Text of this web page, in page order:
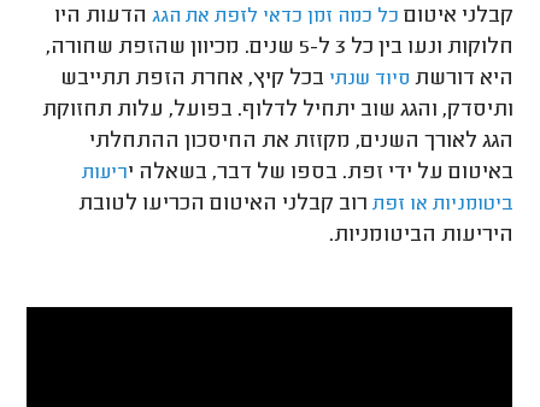
קבלני איטום כל כמה זמן כדאי לזפת את הגג הדעות היו
חלוקות ונעו בין כל 3 ל-5 שנים. מכיוון שהזפת שחורה,
היא דורשת סיוד שנתי בכל קיץ, אחרת הזפת תתייבש
ותיסדק, והגג שוב יתחיל לדלוף. בפועל, עלות תחזוקת
הגג לאורך השנים, מקזזת את החיסכון ההתחלתי
באיטום על ידי זפת. בספו של דבר, בשאלה יריעות
ביטומניות או זפת רוב קבלני האיטום הכריעו לטובת
היריעות הביטומניות.